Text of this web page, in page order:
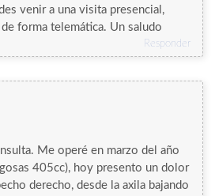
venir a una visita presencial,
forma telemática. Un saludo
Responder
Me operé en marzo del año
405cc), hoy presento un dolor
derecho, desde la axila bajando